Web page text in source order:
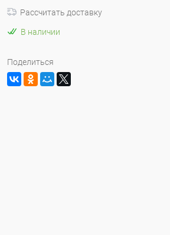
Рассчитать доставку
В наличии
Поделиться